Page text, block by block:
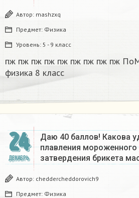
Автор: mashzxq
Предмет: Физика
Уровень: 5 - 9 класс
пж пж пж пж пж пж пж пж пж
физика 8 класс​
24
ДЕКАБРЬ
Даю 40 баллов! Какова
плавления мороженного
затвердения брикета
Автор: cheddercheddorovich9
Предмет: Физика